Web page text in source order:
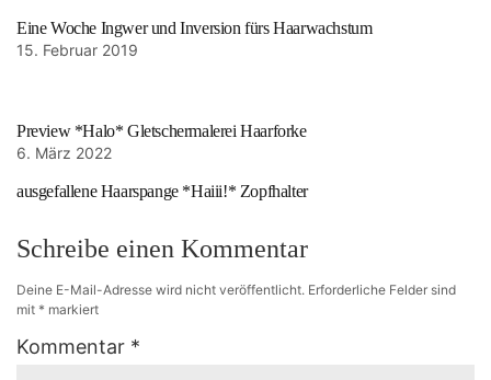
Eine Woche Ingwer und Inversion fürs Haarwachstum
15. Februar 2019
Preview *Halo* Gletschermalerei Haarforke
6. März 2022
ausgefallene Haarspange *Haiii!* Zopfhalter
Schreibe einen Kommentar
Deine E-Mail-Adresse wird nicht veröffentlicht. Erforderliche Felder sind
mit * markiert
Kommentar *